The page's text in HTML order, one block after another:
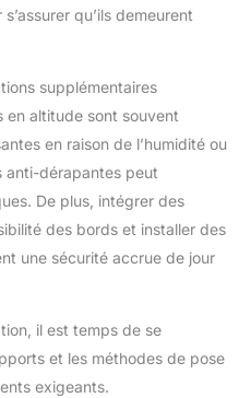
qu’ils demeurent
supplémentaires
en altitude sont souvent
en raison de l’humidité ou
anti-dérapantes peut
De plus, intégrer des
des bords et installer des
une sécurité accrue de jour
il est temps de se
et les méthodes de pose
exigeants.